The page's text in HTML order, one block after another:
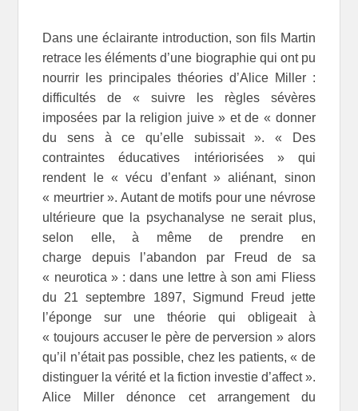
Dans une éclairante introduction, son fils Martin
retrace les éléments d’une biographie qui ont pu
nourrir les principales théories d’Alice Miller :
difficultés de « suivre les règles sévères
imposées par la religion juive » et de « donner
du sens à ce qu’elle subissait ». « Des
contraintes éducatives intériorisées » qui
rendent le « vécu d’enfant » aliénant, sinon
« meurtrier ». Autant de motifs pour une névrose
ultérieure que la psychanalyse ne serait plus,
selon elle, à même de prendre en
charge depuis l’abandon par Freud de sa
« neurotica » : dans une lettre à son ami Fliess
du 21 septembre 1897, Sigmund Freud jette
l’éponge sur une théorie qui obligeait à
« toujours accuser le père de perversion » alors
qu’il n’était pas possible, chez les patients, « de
distinguer la vérité et la fiction investie d’affect ».
Alice Miller dénonce cet arrangement du